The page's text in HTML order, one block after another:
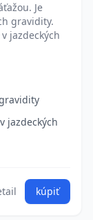
Je
gravidity.
jazdeckých
jazdeckých
kúpiť